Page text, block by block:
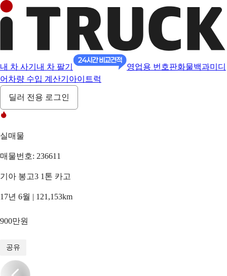
내 차 사기 내 차 팔기 영업용 번호판화물백과미디
어 차량 수입 계산기 아이트럭
딜러 전용 로그인
실매물
매물번호: 236611
기아 봉고3 1톤 카고
17년 6월 | 121,153km
900만원
공유
/20